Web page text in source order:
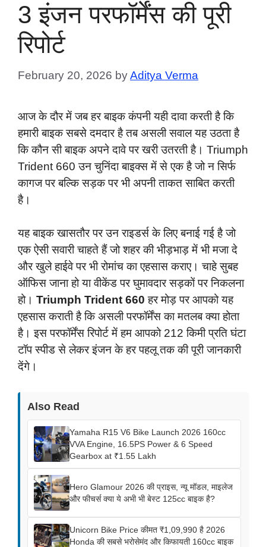
3 इंजन परफॉर्मेंस की पूरी
रिपोर्ट
February 20, 2026 byAditya Verma
आज के दौर में जब हर बाइक कंपनी यही दावा करती है कि
हमारी बाइक सबसे दमदार है तब असली सवाल यह उठता है
कि कौन सी बाइक अपने दावे पर खरी उतरती है। Triumph
Trident 660 उन चुनिंदा बाइक्स में से एक है जो न सिर्फ
कागज पर बल्कि सड़क पर भी अपनी ताकत साबित करती
है।
यह बाइक खासतौर पर उन राइडर्स के लिए बनाई गई है जो
एक ऐसी सवारी चाहते हैं जो शहर की भीड़भाड़ में भी मजा दे
और खुले हाईवे पर भी रोमांच का एहसास कराए। चाहे सुबह
ऑफिस जाना हो या वीकेंड पर घुमावदार सड़कों पर निकलना
हो। Triumph Trident 660 हर मोड़ पर आपको यह
एहसास कराती है कि असली परफॉर्मेंस का मतलब क्या होता
है। इस परफॉर्मेंस रिपोर्ट में हम आपको 212 किमी प्रति घंटा
टॉप स्पीड से लेकर इंजन के हर पहलू तक की पूरी जानकारी
देंगे।
Also Read
Yamaha R15 V6 Bike Launch 2026 160cc
VVA Engine, 16.5PS Power & 6 Speed
Gearbox at ₹1.55 Lakh
Hero Glamour 2026 की प्राइस, न्यू मॉडल, माइलेज
और फीचर्स क्या ये अभी भी बेस्ट 125cc बाइक है?
Unicorn Bike Price कीमत ₹1,09,990 है 2026
Honda की सबसे भरोसेमंद और किफायती 160cc बाइक